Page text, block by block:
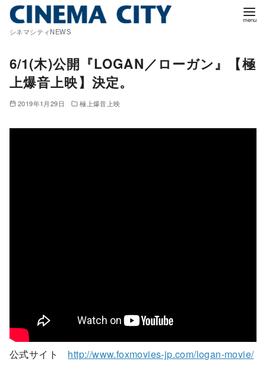
シネマシティNEWS
6/1(木)公開『LOGAN／ローガン』【極
上爆音上映】決定。
2019年1月29日 極上爆音上映
公式サイト http://www.foxmovies-jp.com/logan-movie/